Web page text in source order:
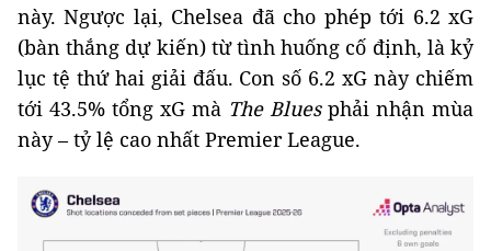
này. Ngược lại, Chelsea đã cho phép tới 6.2 xG
(bàn thắng dự kiến) từ tình huống cố định, là kỷ
lục tệ thứ hai giải đấu. Con số 6.2 xG này chiếm
tới 43.5% tổng xG mà The Bluesphải nhận mùa
này – tỷ lệ cao nhất Premier League.